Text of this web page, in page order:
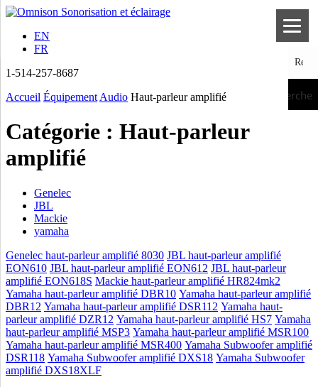
EN
FR
1-514-257-8687
Recherche
Accueil Équipement Audio Haut-parleur amplifié
Catégorie : Haut-parleur
amplifié
Genelec
JBL
Mackie
yamaha
Genelec haut-parleur amplifié 8030 JBL haut-parleur amplifié
EON610 JBL haut-parleur amplifié EON612 JBL haut-parleur
amplifié EON618S Mackie haut-parleur amplifié HR824mk2
Yamaha haut-parleur amplifié DBR10 Yamaha haut-parleur amplifié
DBR12 Yamaha haut-parleur amplifié DSR112 Yamaha haut-
parleur amplifié DZR12 Yamaha haut-parleur amplifié HS7 Yamaha
haut-parleur amplifié MSP3 Yamaha haut-parleur amplifié MSR100
Yamaha haut-parleur amplifié MSR400 Yamaha Subwoofer amplifié
DSR118 Yamaha Subwoofer amplifié DXS18 Yamaha Subwoofer
amplifié DXS18XLF